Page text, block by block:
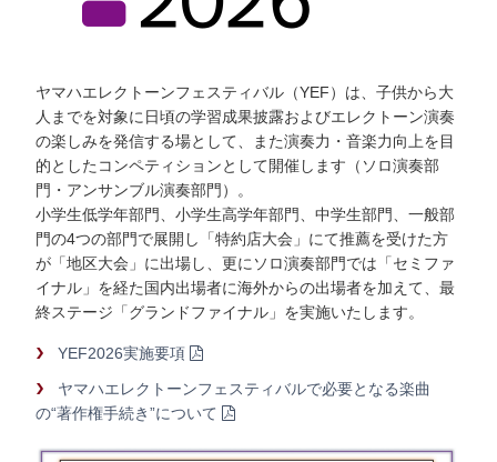
ヤマハエレクトーンフェスティバル（YEF）は、子供から大
人までを対象に日頃の学習成果披露およびエレクトーン演奏
の楽しみを発信する場として、また演奏力・音楽力向上を目
的としたコンペティションとして開催します（ソロ演奏部
門・アンサンブル演奏部門）。
小学生低学年部門、小学生高学年部門、中学生部門、一般部
門の4つの部門で展開し「特約店大会」にて推薦を受けた方
が「地区大会」に出場し、更にソロ演奏部門では「セミファ
イナル」を経た国内出場者に海外からの出場者を加えて、最
終ステージ「グランドファイナル」を実施いたします。
YEF2026実施要項
ヤマハエレクトーンフェスティバルで必要となる楽曲
の“著作権手続き”について